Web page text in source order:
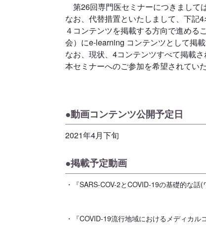
第26回専門医セミナーにつきまして
なお、代替措置といたしまして、下記
４コンテンツを掲載する方向で進める
会）にe-learning コンテンツとして掲
なお、現状、4コンテンツすべて掲載
本セミナーへのご参加を希望されてい
●動画コンテンツ公開予定日
2021年4月下旬
●掲載予定動画
・『SARS-COV-2とCOVID-19の基礎的な
・『COVID-19流行地域におけるメディカル